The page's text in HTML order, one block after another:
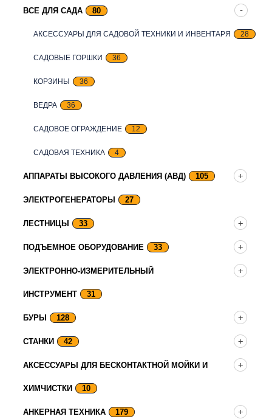
ВСЕ ДЛЯ САДА 80
АКСЕССУАРЫ ДЛЯ САДОВОЙ ТЕХНИКИ И ИНВЕНТАРЯ 28
САДОВЫЕ ГОРШКИ 36
КОРЗИНЫ 36
ВЕДРА 36
САДОВОЕ ОГРАЖДЕНИЕ 12
САДОВАЯ ТЕХНИКА 4
АППАРАТЫ ВЫСОКОГО ДАВЛЕНИЯ (АВД) 105
ЭЛЕКТРОГЕНЕРАТОРЫ 27
ЛЕСТНИЦЫ 33
ПОДЪЕМНОЕ ОБОРУДОВАНИЕ 33
ЭЛЕКТРОННО-ИЗМЕРИТЕЛЬНЫЙ
ИНСТРУМЕНТ 31
БУРЫ 128
СТАНКИ 42
АКСЕССУАРЫ ДЛЯ БЕСКОНТАКТНОЙ МОЙКИ И
ХИМЧИСТКИ 10
АНКЕРНАЯ ТЕХНИКА 179